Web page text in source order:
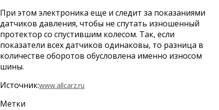
При этом электроника еще и следит за показаниями
датчиков давления, чтобы не спутать изношенный
протектор со спустившим колесом. Так, если
показатели всех датчиков одинаковы, то разница в
количестве оборотов обусловлена именно износом
шины.
Источник:www.allcarz.ru
Метки